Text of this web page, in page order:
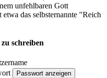
unfehlbaren Gott
das selbsternannte "Reich
schreiben
Passwort anzeigen